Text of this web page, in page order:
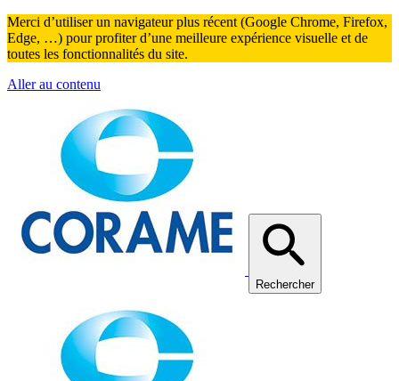
Merci d’utiliser un navigateur plus récent (Google Chrome, Firefox,
Edge, …) pour profiter d’une meilleure expérience visuelle et de
toutes les fonctionnalités du site.
Aller au contenu
Rechercher